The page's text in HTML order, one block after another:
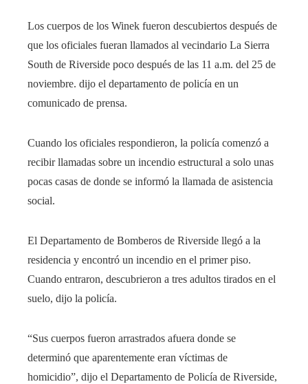
Los cuerpos de los Winek fueron descubiertos después de
que los oficiales fueran llamados al vecindario La Sierra
South de Riverside poco después de las 11 a.m. del 25 de
noviembre. dijo el departamento de policía en un
comunicado de prensa.
Cuando los oficiales respondieron, la policía comenzó a
recibir llamadas sobre un incendio estructural a solo unas
pocas casas de donde se informó la llamada de asistencia
social.
El Departamento de Bomberos de Riverside llegó a la
residencia y encontró un incendio en el primer piso.
Cuando entraron, descubrieron a tres adultos tirados en el
suelo, dijo la policía.
“Sus cuerpos fueron arrastrados afuera donde se
determinó que aparentemente eran víctimas de
homicidio”, dijo el Departamento de Policía de Riverside,